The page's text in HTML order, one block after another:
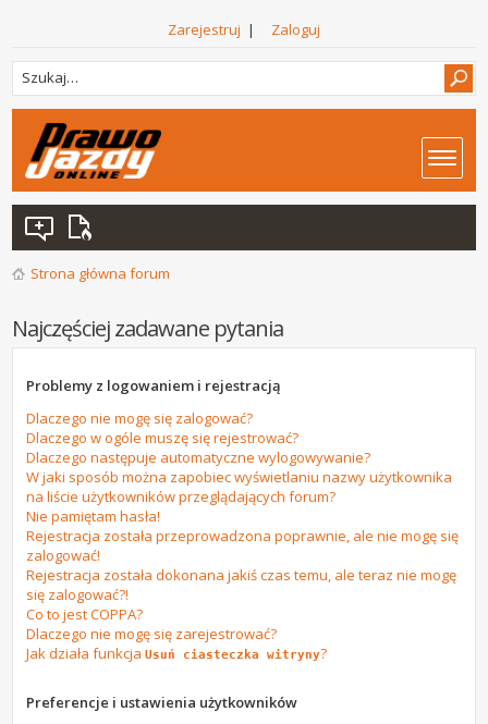
Zarejestruj | Zaloguj
Strona główna forum
Najczęściej zadawane pytania
Problemy z logowaniem i rejestracją
Dlaczego nie mogę się zalogować?
Dlaczego w ogóle muszę się rejestrować?
Dlaczego następuje automatyczne wylogowywanie?
W jaki sposób można zapobiec wyświetlaniu nazwy użytkownika
na liście użytkowników przeglądających forum?
Nie pamiętam hasła!
Rejestracja została przeprowadzona poprawnie, ale nie mogę się
zalogować!
Rejestracja została dokonana jakiś czas temu, ale teraz nie mogę
się zalogować?!
Co to jest COPPA?
Dlaczego nie mogę się zarejestrować?
Jak działa funkcjaUsuń ciasteczka witryny?
Preferencje i ustawienia użytkowników